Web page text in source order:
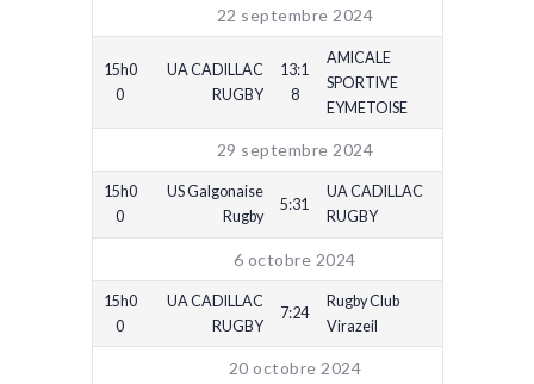
22 septembre 2024
15h0
0
UA CADILLAC
RUGBY
13:1
8
AMICALE
SPORTIVE
EYMETOISE
29 septembre 2024
15h0
0
US Galgonaise
Rugby
5:31
UA CADILLAC
RUGBY
6 octobre 2024
15h0
0
UA CADILLAC
RUGBY
7:24
Rugby Club
Virazeil
20 octobre 2024